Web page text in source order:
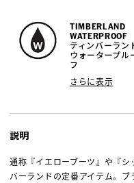
TIMBERLAND
WATERPROOF
ティンバーラン
ウォータープル
フ
さらに表示
説明
通称『イエローブーツ』や『
バーランドの定番アイテム。